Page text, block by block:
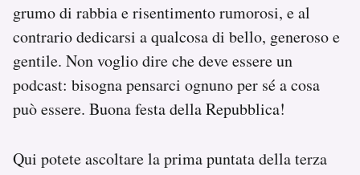
grumo di rabbia e risentimento rumorosi, e al
contrario dedicarsi a qualcosa di bello, generoso e
gentile. Non voglio dire che deve essere un
podcast: bisogna pensarci ognuno per sé a cosa
può essere. Buona festa della Repubblica!
Qui potete ascoltare la prima puntata della terza